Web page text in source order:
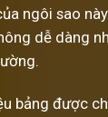
ngôi sao
dễ dàng
bảng được